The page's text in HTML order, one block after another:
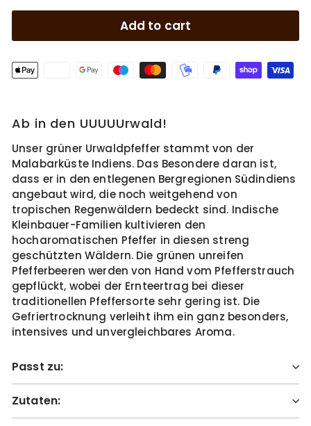
Add to cart
Ab in den UUUUUrwald!
Unser grüner Urwaldpfeffer stammt von der
Malabarküste Indiens. Das Besondere daran ist,
dass er in den entlegenen Bergregionen Südindiens
angebaut wird, die noch weitgehend von
tropischen Regenwäldern bedeckt sind. Indische
Kleinbauer-Familien kultivieren den
hocharomatischen Pfeffer in diesen streng
geschützten Wäldern. Die grünen unreifen
Pfefferbeeren werden von Hand vom Pfefferstrauch
gepflückt, wobei der Ernteertrag bei dieser
traditionellen Pfeffersorte sehr gering ist. Die
Gefriertrocknung verleiht ihm ein ganz besonders,
intensives und unvergleichbares Aroma.
Passt zu:
Zutaten: